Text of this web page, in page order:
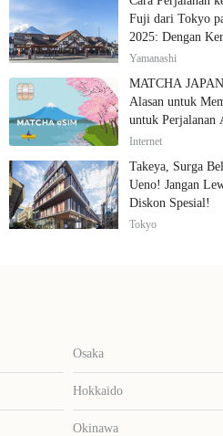
Fuji dari Tokyo
2025: Dengan
dan Mobil
Yamanashi
MATCHA
Alasan untuk
untuk Perjalanan
Jepang
Internet
Takeya, Surga
Ueno! Jangan
Diskon Spesial!
Tokyo
Osaka
Hokkaido
Okinawa